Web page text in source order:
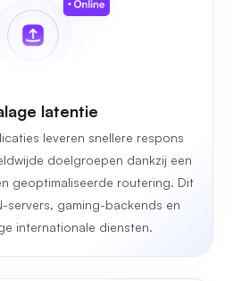
latentie
leveren snellere respons
doelgroepen dankzij een
geoptimaliseerde routering. Dit
servers, gaming-backends en
internationale diensten.